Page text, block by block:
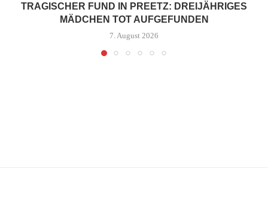
TRAGISCHER FUND IN PREETZ: DREIJÄHRIGES
MÄDCHEN TOT AUFGEFUNDEN
7. August 2026